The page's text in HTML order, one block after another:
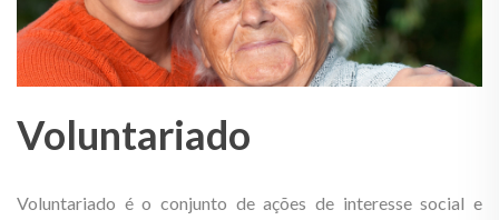
Voluntariado
Voluntariado é o conjunto de ações de interesse social e